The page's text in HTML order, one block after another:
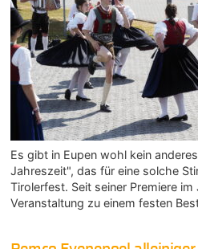
Es gibt in Eupen wohl kein
Jahreszeit", das für eine solche
Tirolerfest. Seit seiner Premiere
Veranstaltung zu einem festen